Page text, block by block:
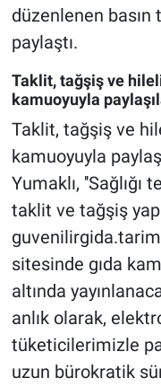
düzenlenen basın
paylaştı.
Taklit, tağşiş ve
kamuoyuyla
Taklit, tağşiş ve
kamuoyuyla
Yumaklı, ''Sağlığı
taklit ve tağşiş
sitesinde gıda
altında
anlık olarak,
tüketicilerimizle
uzun bürokratik